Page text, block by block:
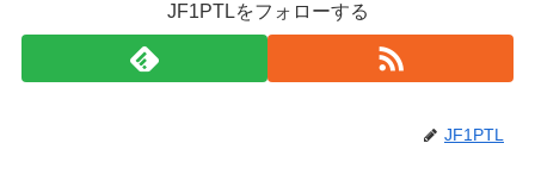
JF1PTLをフォローする
JF1PTL